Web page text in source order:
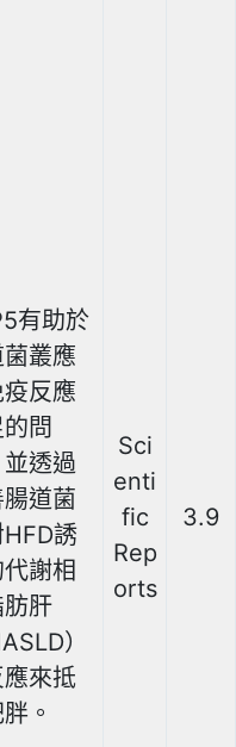
有助於
叢應
反應
問
透過
道菌
誘
謝相
肪肝
）
來抵
。
Sci
enti
fic
Rep
orts
3.9